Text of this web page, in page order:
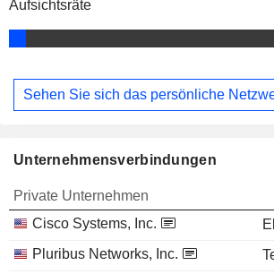
Aufsichtsräte
Sehen Sie sich das persönliche
Unternehmensverbindungen
Private Unternehmen
Cisco Systems, Inc.
Pluribus Networks, Inc.